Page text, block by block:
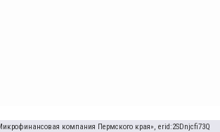
компания Пермского края», erid:2SDnjcfi73Q